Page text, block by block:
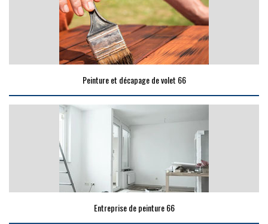
Peinture et décapage de volet 66
Entreprise de peinture 66